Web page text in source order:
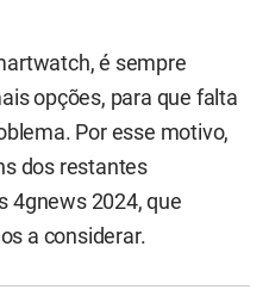
é sempre
opções, para que falta
Por esse motivo,
dos restantes
4gnews 2024, que
a considerar.